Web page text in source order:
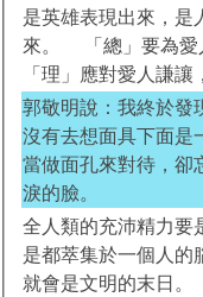
是英雄表現出來，是
來。 「總」要為愛
「理」應對愛人謙讓
郭敬明說：我終於發
沒有去想面具下面是
當做面孔來對待，卻
淚的臉。
全人類的充沛精力要
是都萃集於一個人的
就會是文明的末日。